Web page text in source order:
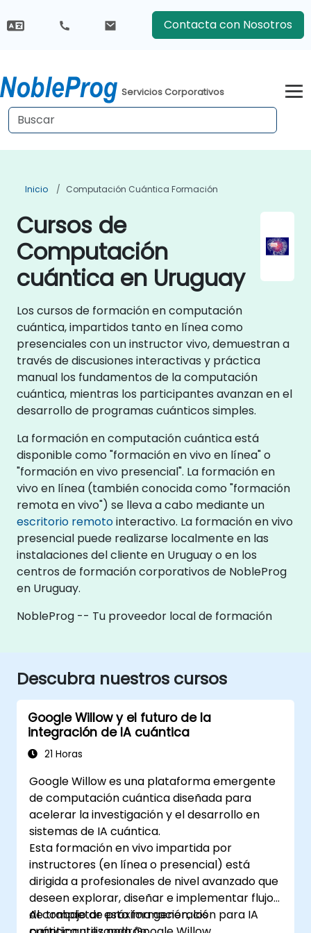
Contacta con Nosotros
Servicios Corporativos
Inicio Computación Cuántica Formación
Cursos de
Computación
cuántica en Uruguay
Los cursos de formación en computación
cuántica, impartidos tanto en línea como
presenciales con un instructor vivo, demuestran a
través de discusiones interactivas y práctica
manual los fundamentos de la computación
cuántica, mientras los participantes avanzan en el
desarrollo de programas cuánticos simples.
La formación en computación cuántica está
disponible como "formación en vivo en línea" o
"formación en vivo presencial". La formación en
vivo en línea (también conocida como "formación
remota en vivo") se lleva a cabo mediante un
escritorio remotointeractivo. La formación en vivo
presencial puede realizarse localmente en las
instalaciones del cliente en Uruguay o en los
centros de formación corporativos de NobleProg
en Uruguay.
NobleProg -- Tu proveedor local de formación
Descubra nuestros cursos
Google Willow y el futuro de la
integración de IA cuántica
21 Horas
Google Willow es una plataforma emergente
de computación cuántica diseñada para
acelerar la investigación y el desarrollo en
sistemas de IA cuántica.
Esta formación en vivo impartida por
instructores (en línea o presencial) está
dirigida a profesionales de nivel avanzado que
deseen explorar, diseñar e implementar flujos
de trabajo de próxima generación para IA
Al completar esta formación, los